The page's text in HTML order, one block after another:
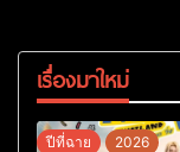
เรื่องมาใหม่
ปีที่ฉาย
2026